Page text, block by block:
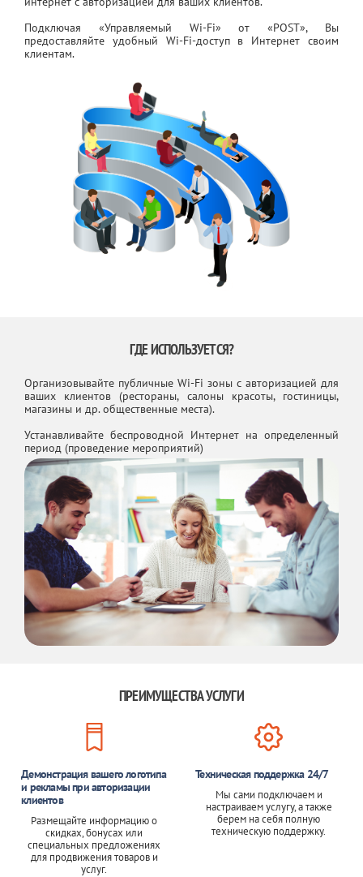
Подключая «Управляемый Wi-Fi» от «POST», Вы
предоставляйте удобный Wi-Fi-доступ в Интернет своим
клиентам.
ГДЕ ИСПОЛЬЗУЕТСЯ?
Организовывайте публичные Wi-Fi зоны с авторизацией для
ваших клиентов (рестораны, салоны красоты, гостиницы,
магазины и др. общественные места).
Устанавливайте беспроводной Интернет на определенный
период (проведение мероприятий)
ПРЕИМУЩЕСТВА УСЛУГИ
Демонстрация вашего логотипа
и рекламы при авторизации
клиентов
Размещайте информацию о
скидках, бонусах или
специальных предложениях
для продвижения товаров и
услуг.
Техническая поддержка 24/7
Мы сами подключаем и
настраиваем услугу, а также
берем на себя полную
техническую поддержку.